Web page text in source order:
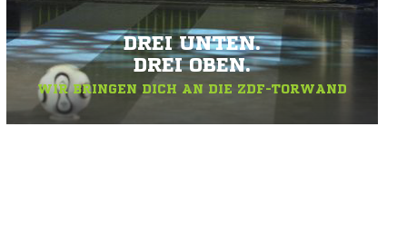
DREI UNTEN.
DREI OBEN.
WIR BRINGEN DICH AN DIE ZDF-TORWAND